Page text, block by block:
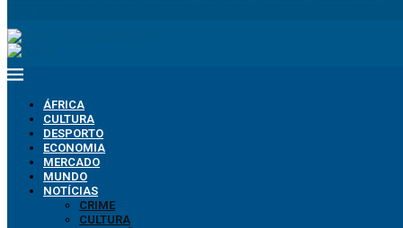
ÁFRICA
CULTURA
DESPORTO
ECONOMIA
MERCADO
MUNDO
NOTÍCIAS
CRIME
CULTURA